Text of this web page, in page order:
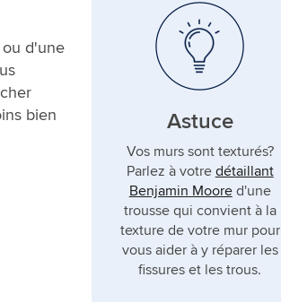
d'une
bien
Astuce
Vos murs sont texturés?
Parlez à votredétaillant
Benjamin Moored'une
trousse qui convient à la
texture de votre mur pour
vous aider à y réparer les
fissures et les trous.